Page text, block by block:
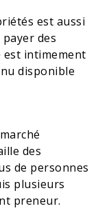
est aussi
des
est intimement
disponible
des
de personnes
plusieurs
preneur.